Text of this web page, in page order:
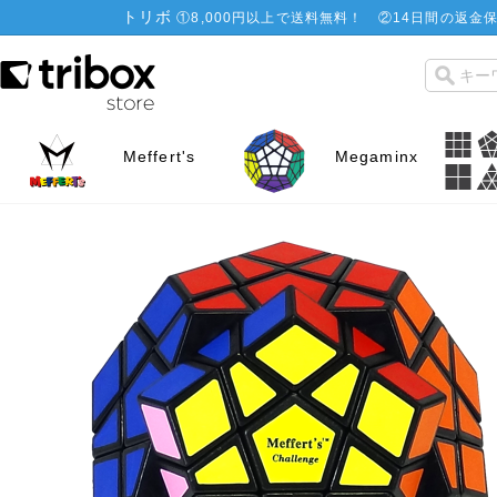
トリボ ①8,000円以上で送料無料！ ②14日間の返金
Meffert's Megaminx